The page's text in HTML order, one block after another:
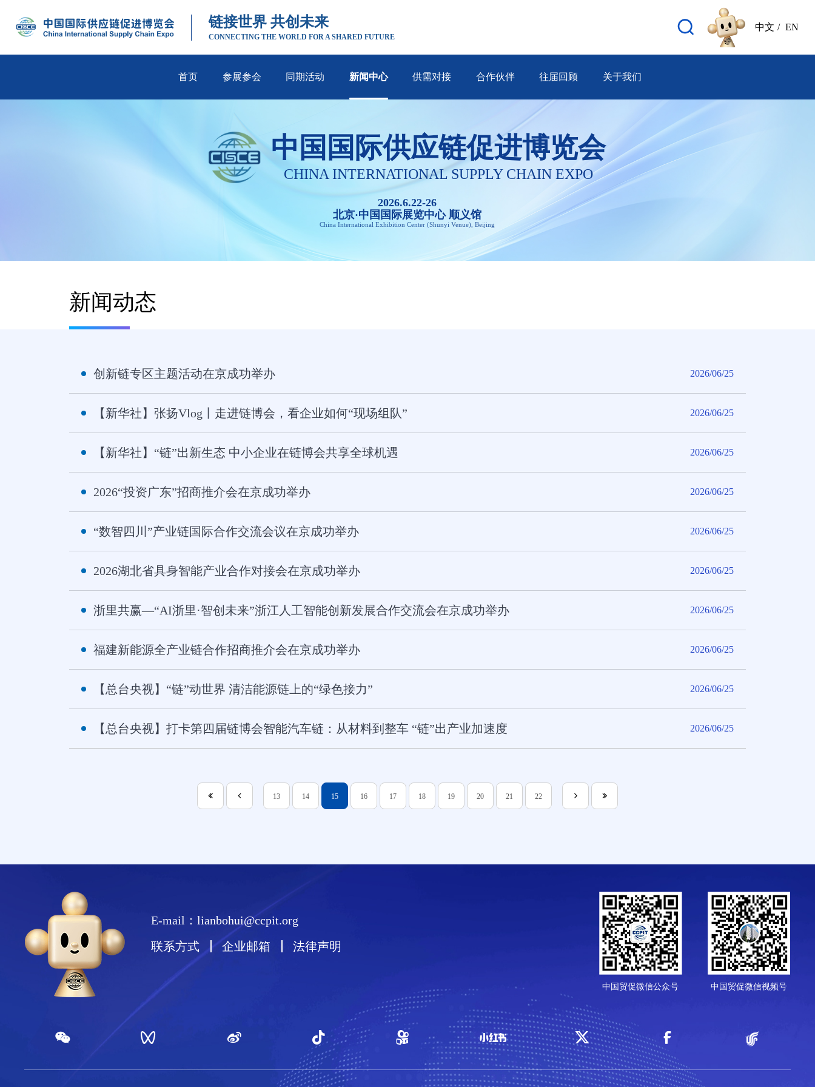
链接世界 共创未来
CONNECTING THE WORLD FOR A SHARED FUTURE
中文 / EN
首页 参展参会 同期活动 新闻中心 供需对接 合作伙伴 往届回顾 关于我们
中国国际供应链促进博览会
CHINA INTERNATIONAL SUPPLY CHAIN EXPO
2026.6.22-26
北京·中国国际展览中心 顺义馆
China International Exhibition Center (Shunyi Venue), Beijing
新闻动态
创新链专区主题活动在京成功举办 2026/06/25
【新华社】张扬Vlog丨走进链博会，看企业如何“现场组队” 2026/06/25
【新华社】“链”出新生态 中小企业在链博会共享全球机遇 2026/06/25
2026“投资广东”招商推介会在京成功举办 2026/06/25
“数智四川”产业链国际合作交流会议在京成功举办 2026/06/25
2026湖北省具身智能产业合作对接会在京成功举办 2026/06/25
浙里共赢—“AI浙里·智创未来”浙江人工智能创新发展合作交流会在京成功举办 2026/06/25
福建新能源全产业链合作招商推介会在京成功举办 2026/06/25
【总台央视】“链”动世界 清洁能源链上的“绿色接力” 2026/06/25
【总台央视】打卡第四届链博会智能汽车链：从材料到整车 “链”出产业加速度 2026/06/25
13 14 15 16 17 18 19 20 21 22
E-mail：lianbohui@ccpit.org
联系方式
企业邮箱 法律声明
中国贸促微信公众号 中国贸促微信视频号